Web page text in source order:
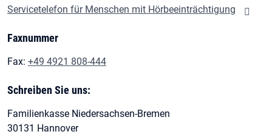
Servicetelefon für Menschen mit Hörbeeinträchtigung
Faxnummer
Fax: +49 4921 808-444
Schreiben Sie uns:
Familienkasse Niedersachsen-Bremen
30131 Hannover